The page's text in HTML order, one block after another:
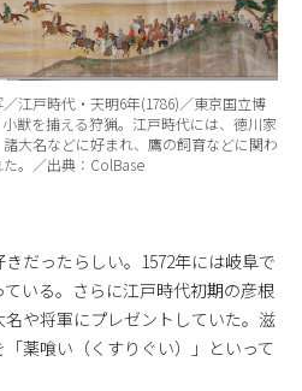
江戸時代・天明6年(1786)／東京国立博
獣を捕える狩猟。江戸時代には、徳川家
大名などに好まれ、鷹の飼育などに関わ
。／出典：ColBase
だったらしい。1572年には岐阜で
いる。さらに江戸時代初期の彦根
や将軍にプレゼントしていた。滋
薬喰い（くすりぐい）」といって